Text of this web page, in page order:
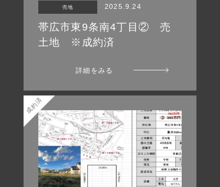
売地 2025.9.24
帯広市東9条南4丁目② 売
土地 ※成約済
詳細をみる
成約済